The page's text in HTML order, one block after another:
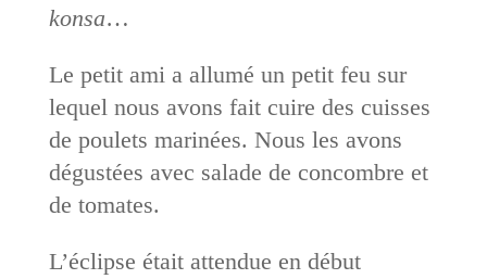
konsa…
Le petit ami a allumé un petit feu sur
lequel nous avons fait cuire des cuisses
de poulets marinées. Nous les avons
dégustées avec salade de concombre et
de tomates.
L’éclipse était attendue en début